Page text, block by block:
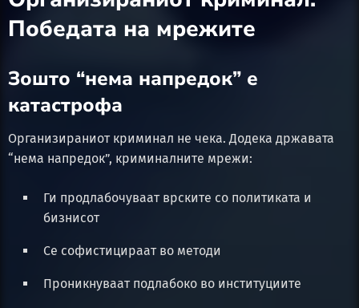
Победата на мрежите
Зошто “нема напредок” е
катастрофа
Организираниот криминал не чека. Додека државата
“нема напредок”, криминалните мрежи:
Ги продлабочуваат врските со политиката и
бизнисот
Се софистицираат во методи
Проникнуваат подлабоко во институциите